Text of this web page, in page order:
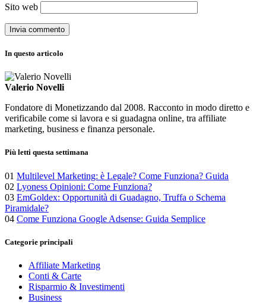
Sito web
In questo articolo
Valerio Novelli
Fondatore di Monetizzando dal 2008. Racconto in modo diretto e
verificabile come si lavora e si guadagna online, tra affiliate
marketing, business e finanza personale.
Più letti questa settimana
01 Multilevel Marketing: è Legale? Come Funziona? Guida
02 Lyoness Opinioni: Come Funziona?
03 EmGoldex: Opportunità di Guadagno, Truffa o Schema
Piramidale?
04 Come Funziona Google Adsense: Guida Semplice
Categorie principali
Affiliate Marketing
Conti & Carte
Risparmio & Investimenti
Business